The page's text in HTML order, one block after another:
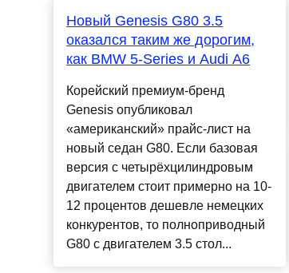
Новый Genesis G80 3.5
оказался таким же дорогим,
как BMW 5-Series и Audi A6
Корейский премиум-бренд
Genesis опубликовал
«американский» прайс-лист на
новый седан G80. Если базовая
версия с четырёхцилиндровым
двигателем стоит примерно на 10-
12 процентов дешевле немецких
конкурентов, то полноприводный
G80 с двигателем 3.5 стол...